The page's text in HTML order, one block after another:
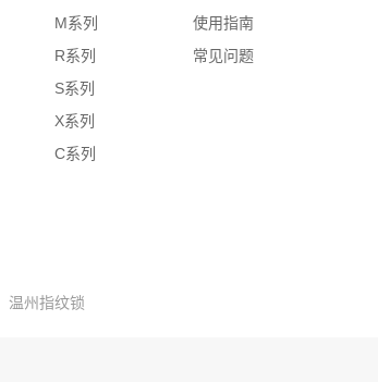
M系列
R系列
S系列
X系列
C系列
使用指南
常见问题
温州指纹锁